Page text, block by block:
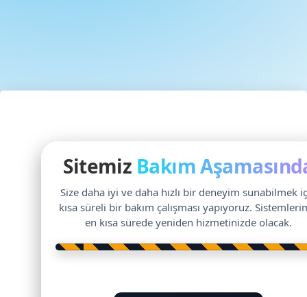
Sitemiz Bakım
Size daha iyi ve daha hızlı bir deneyim sunabilmek
kısa süreli bir bakım çalışması yapıyoruz.
en kısa sürede yeniden hizmetinizde olacak.